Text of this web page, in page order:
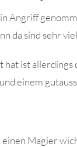
Angriff
da sind sehr
ist
einem
Magier